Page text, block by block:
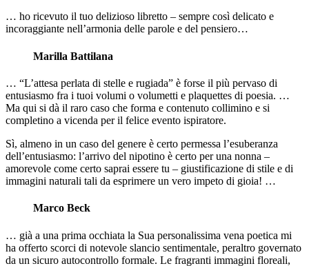
… ho ricevuto il tuo delizioso libretto – sempre così delicato e
incoraggiante nell’armonia delle parole e del pensiero…
Marilla Battilana
… “L’attesa perlata di stelle e rugiada” è forse il più pervaso di
entusiasmo fra i tuoi volumi o volumetti e plaquettes di poesia. …
Ma qui si dà il raro caso che forma e contenuto collimino e si
completino a vicenda per il felice evento ispiratore.
Sì, almeno in un caso del genere è certo permessa l’esuberanza
dell’entusiasmo: l’arrivo del nipotino è certo per una nonna –
amorevole come certo saprai essere tu – giustificazione di stile e di
immagini naturali tali da esprimere un vero impeto di gioia! …
Marco Beck
… già a una prima occhiata la Sua personalissima vena poetica mi
ha offerto scorci di notevole slancio sentimentale, peraltro governato
da un sicuro autocontrollo formale. Le fragranti immagini floreali,